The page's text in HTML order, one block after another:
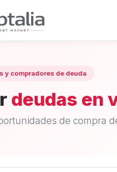
y compradores de deuda
deudas en
de compra